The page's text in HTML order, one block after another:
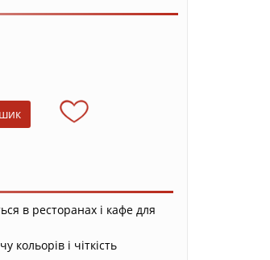
в ресторанах і кафе для
кольорів і чіткість